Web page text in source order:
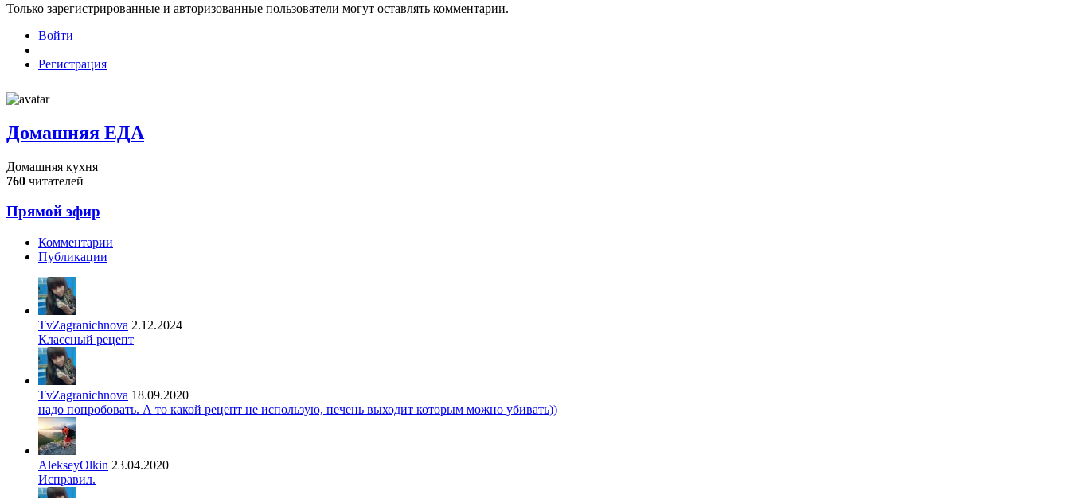
Только зарегистрированные и авторизованные пользователи могут оставлять комментарии.
Войти
Регистрация
Домашняя ЕДА
Домашняя кухня
760 читателей
Прямой эфир
Комментарии
Публикации
TvZagranichnova 2.12.2024
Классный рецепт
TvZagranichnova 18.09.2020
надо попробовать. А то какой рецепт не использую, печень выходит которым можно убивать))
AlekseyOlkin 23.04.2020
Исправил.